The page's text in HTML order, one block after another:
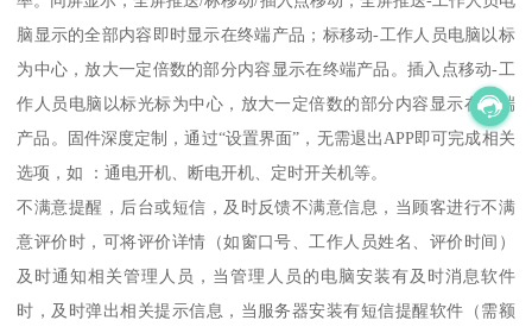
脑显示的全部内容即时显示在终端产品；标移动-工作人员电脑以标
为中心，放大一定倍数的部分内容显示在终端产品。插入点移动-工
作人员电脑以标光标为中心，放大一定倍数的部分内容显示在终端
产品。固件深度定制，通过“设置界面”，无需退出APP即可完成相关
选项，如 ：通电开机、断电开机、定时开关机等。
不满意提醒，后台或短信，及时反馈不满意信息，当顾客进行不满
意评价时，可将评价详情（如窗口号、工作人员姓名、评价时间）
及时通知相关管理人员，当管理人员的电脑安装有及时消息软件
时，及时弹出相关提示信息，当服务器安装有短信提醒软件（需额